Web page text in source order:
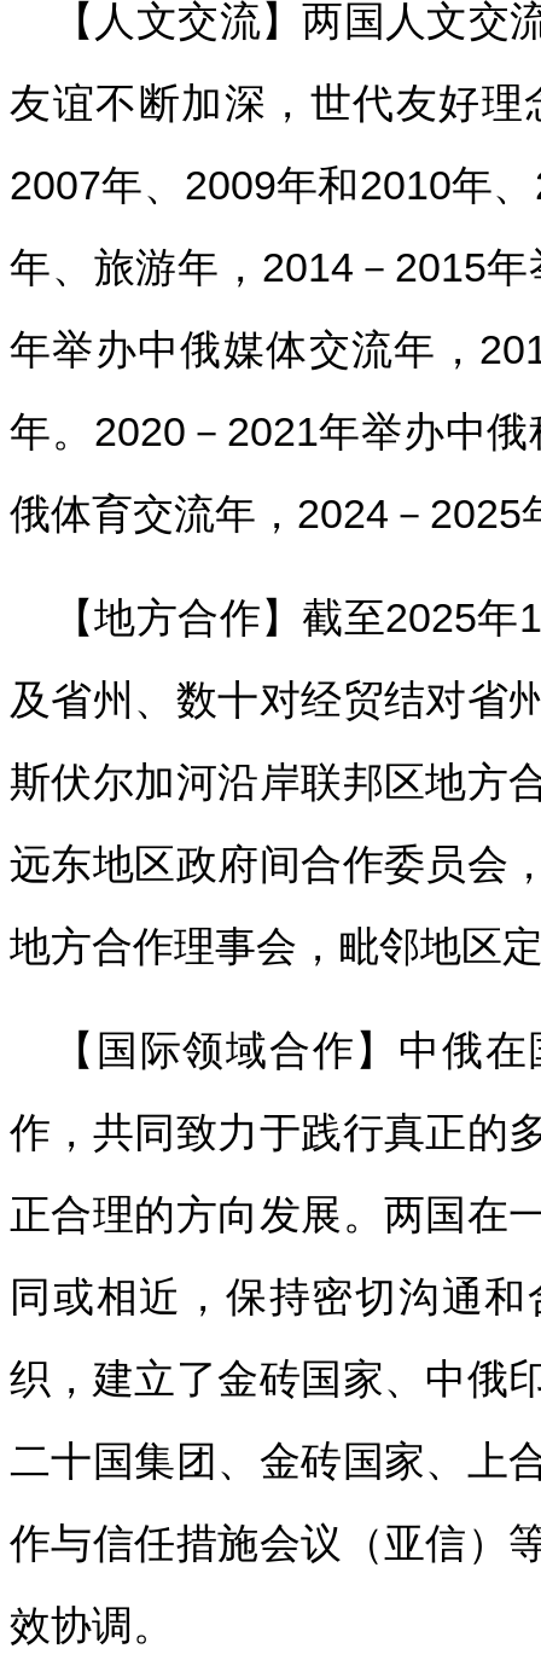
【人文交流】两国人文
友谊不断加深，世代友好
2007年、2009年和2010年
年、旅游年，2014－2015
年举办中俄媒体交流年，
年。2020－2021年举办中
俄体育交流年，2024－2025
【地方合作】截至2025
及省州、数十对经贸结对省
斯伏尔加河沿岸联邦区地方
远东地区政府间合作委员会
地方合作理事会，毗邻地区
【国际领域合作】中俄
作，共同致力于践行真正的
正合理的方向发展。两国在
同或相近，保持密切沟通
织，建立了金砖国家、中俄
二十国集团、金砖国家、上
作与信任措施会议（亚信）
效协调。